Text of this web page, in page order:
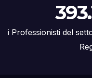
i Professionisti del